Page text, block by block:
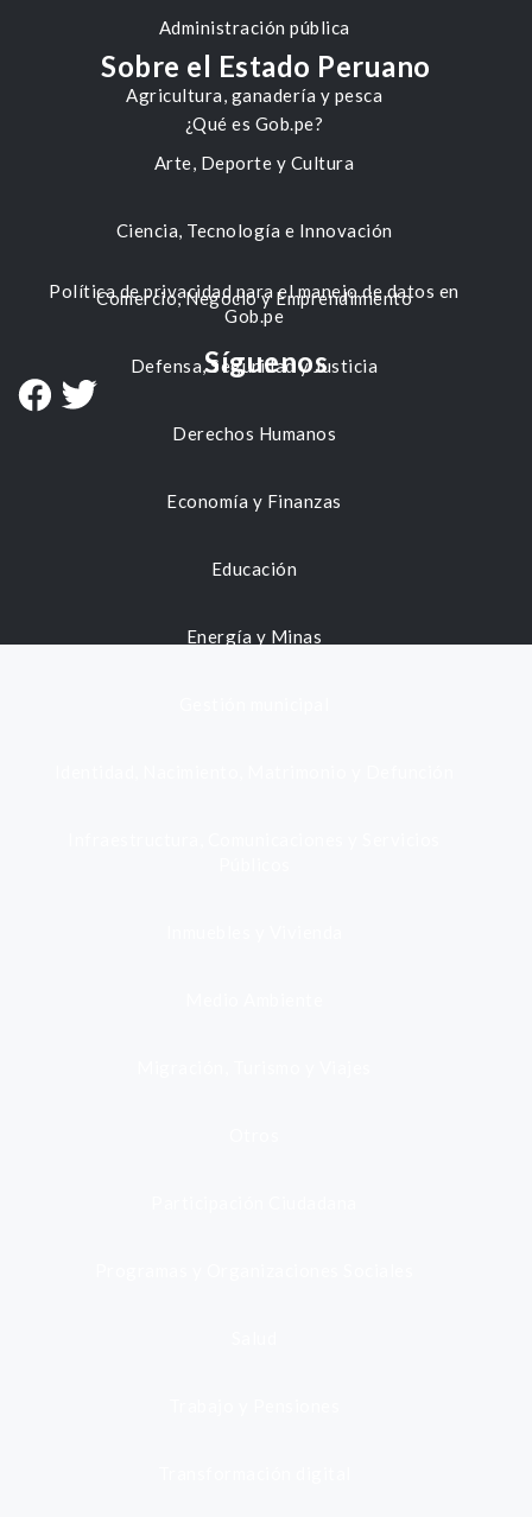
Administración pública
Agricultura, ganadería y pesca
Arte, Deporte y Cultura
Ciencia, Tecnología e Innovación
Comercio, Negocio y Emprendimiento
Defensa, Seguridad y Justicia
Derechos Humanos
Economía y Finanzas
Educación
Energía y Minas
Sobre el Estado Peruano
¿Qué es Gob.pe?
Política de privacidad para el manejo de datos en
Gob.pe
Síguenos